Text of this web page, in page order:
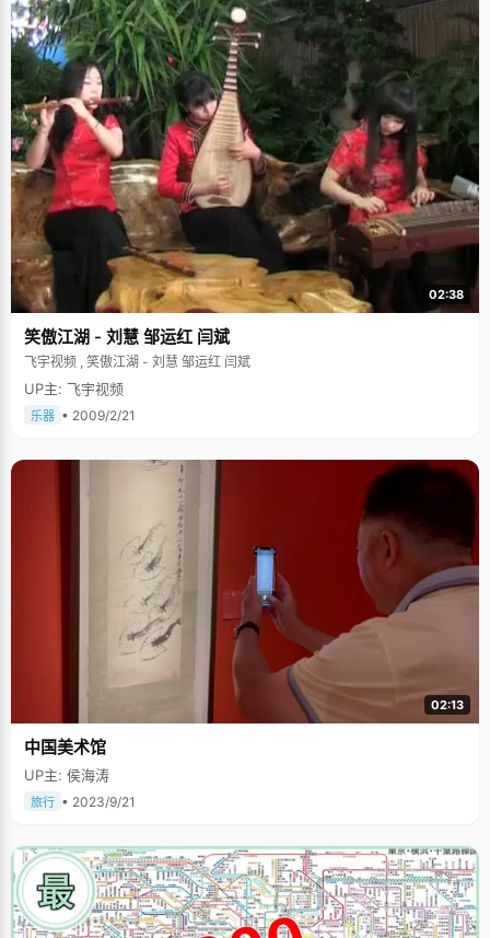
02:38
笑傲江湖 - 刘慧 邹运红 闫斌
飞宇视频 , 笑傲江湖 - 刘慧 邹运红 闫斌
UP主: 飞宇视频
乐器 • 2009/2/21
02:13
中国美术馆
UP主: 侯海涛
旅行 • 2023/9/21